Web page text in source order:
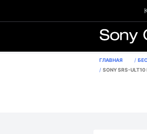
ГЛАВНАЯ
SONY SRS-ULT10 БЕСПРОВОДНАЯ КОЛОНКА, ЦВЕТ